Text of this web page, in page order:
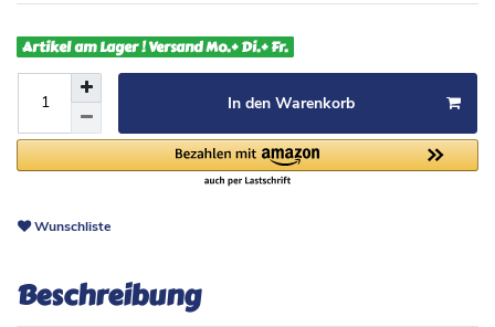
Artikel am Lager ! Versand Mo.+ Di.+ Fr.
In den Warenkorb
Wunschliste
Beschreibung